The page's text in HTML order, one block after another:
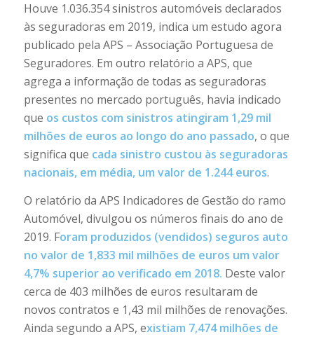
Houve 1.036.354 sinistros automóveis declarados
às seguradoras em 2019, indica um estudo agora
publicado pela APS – Associação Portuguesa de
Seguradores. Em outro relatório a APS, que
agrega a informação de todas as seguradoras
presentes no mercado português, havia indicado
que os custos com sinistros atingiram 1,29 mil
milhões de euros ao longo do ano passado, o que
significa que cada sinistro custou às seguradoras
nacionais, em média, um valor de 1.244 euros.
O relatório da APS Indicadores de Gestão do ramo
Automóvel, divulgou os números finais do ano de
2019. Foram produzidos (vendidos) seguros auto
no valor de 1,833 mil milhões de euros um valor
4,7% superior ao verificado em 2018. Deste valor
cerca de 403 milhões de euros resultaram de
novos contratos e 1,43 mil milhões de renovações.
Ainda segundo a APS, existiam 7,474 milhões de